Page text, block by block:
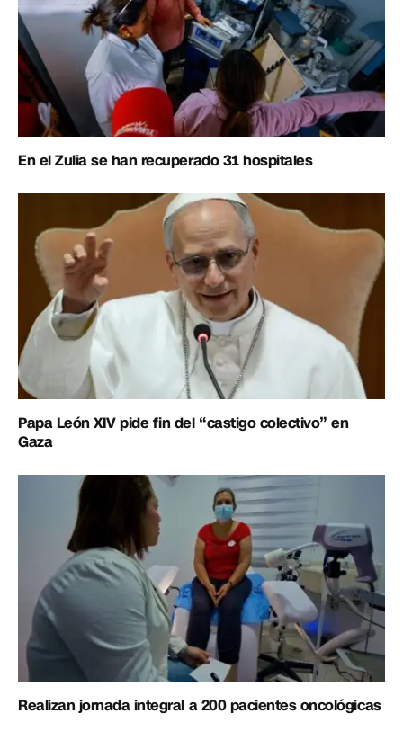
En el Zulia se han recuperado 31 hospitales
Papa León XIV pide fin del “castigo colectivo” en
Gaza
Realizan jornada integral a 200 pacientes oncológicas